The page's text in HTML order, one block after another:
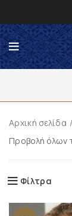
Αρχική σελίδα
Προβολή όλων
Φίλτρα